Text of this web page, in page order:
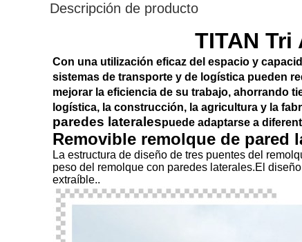
Descripción de producto
TITAN
Con una utilización eficaz del espacio y
sistemas de transporte y de logística pueden
mejorar la eficiencia de su trabajo, ahorrando
logística, la construcción, la agricultura y la
paredes lateralespuede adaptarse a
Removible remolque de pared
La estructura de diseño de tres puentes del
peso del remolque con paredes laterales.El
extraíble..